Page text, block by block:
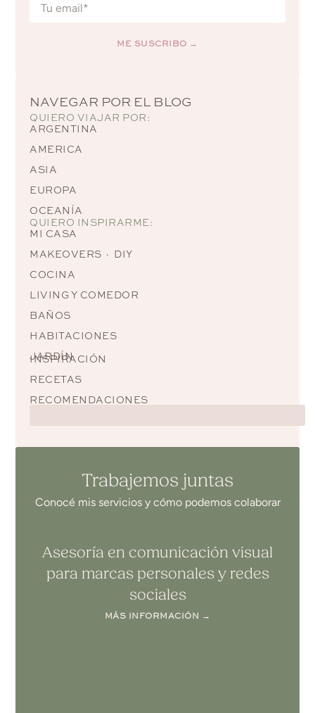
ME SUSCRIBO →
NAVEGAR POR EL BLOG
QUIERO VIAJAR POR:
ARGENTINA
AMERICA
ASIA
EUROPA
OCEANÍA
QUIERO INSPIRARME:
MI CASA
MAKEOVERS · DIY
COCINA
LIVING Y COMEDOR
BAÑOS
HABITACIONES
JARDÍN
INSPIRACIÓN
RECETAS
RECOMENDACIONES
Trabajemos juntas
Conocé mis servicios y cómo podemos colaborar
Asesoría en comunicación visual
para marcas personales y redes
sociales
MÁS INFORMACIÓN →